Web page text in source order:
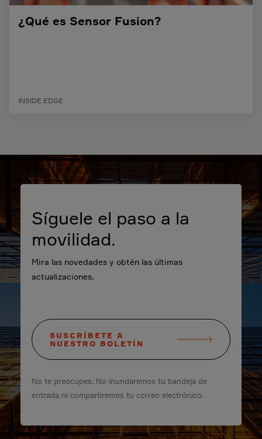
¿Qué es Sensor Fusion?
INSIDE EDGE
Síguele el paso a la
movilidad.
Mira las novedades y obtén las últimas
actualizaciones.
SUSCRÍBETE A
NUESTRO BOLETÍN
No te preocupes. No inundaremos tu bandeja de
entrada ni compartiremos tu correo electrónico.